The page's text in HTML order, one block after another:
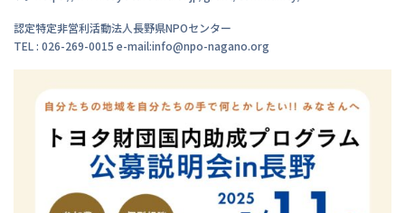
認定特定非営利活動法人長野県NPOセンター
TEL : 026-269-0015 e-mail:info@npo-nagano.org